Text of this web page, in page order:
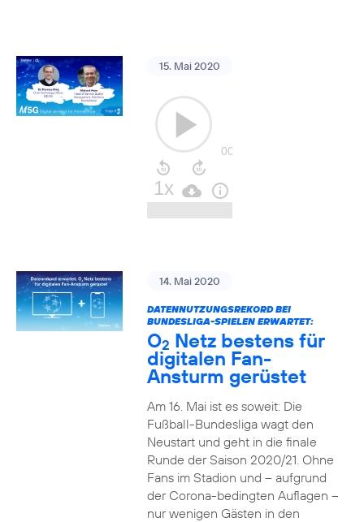
15. Mai 2020
14. Mai 2020
DATENNUTZUNGSREKORD BEI
BUNDESLIGA-SPIELEN ERWARTET:
O2 Netz bestens für
digitalen Fan-
Ansturm gerüstet
Am 16. Mai ist es soweit: Die
Fußball-Bundesliga wagt den
Neustart und geht in die finale
Runde der Saison 2020/21. Ohne
Fans im Stadion und – aufgrund
der Corona-bedingten Auflagen –
nur wenigen Gästen in den